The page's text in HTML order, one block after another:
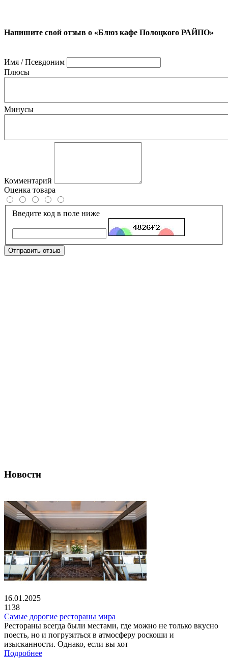
Напишите свой отзыв о «Блюз кафе Полоцкого РАЙПО»
Имя / Псевдоним
Плюсы
Минусы
Комментарий
Оценка товара
Введите код в поле ниже
Отправить отзыв
Новости
16.01.2025
1138
Самые дорогие рестораны мира
Рестораны всегда были местами, где можно не только вкусно
поесть, но и погрузиться в атмосферу роскоши и
изысканности. Однако, если вы хот
Подробнее